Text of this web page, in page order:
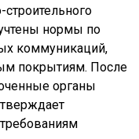
нормы по
коммуникаций,
покрытиям. После
органы